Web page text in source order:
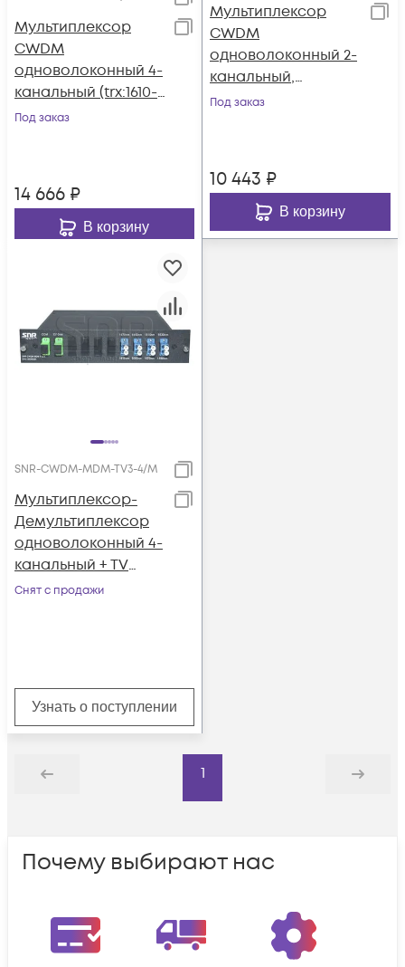
Мультиплексор
CWDM
одноволоконный 4-
канальный (trx:1610-
1550, 1470-1530)
Под заказ
14 666 ₽
В корзину
Мультиплексор
CWDM
одноволоконный 2-
канальный,
(trx:1550/1530,
Под заказ
10 443 ₽
В корзину
SNR-CWDM-MDM-TV3-4/M
Мультиплексор-
Демультиплексор
одноволоконный 4-
канальный + TV
канал 1310нм
Снят с продажи
Узнать о поступлении
Назад
1
Дальше
Почему выбирают нас